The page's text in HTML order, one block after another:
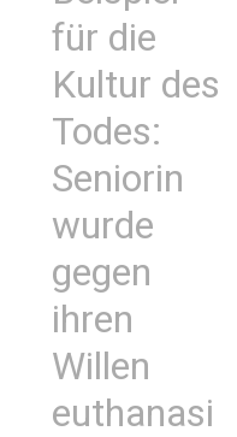
für die
Kultur des
Todes:
Seniorin
wurde
gegen
ihren
Willen
euthanasi